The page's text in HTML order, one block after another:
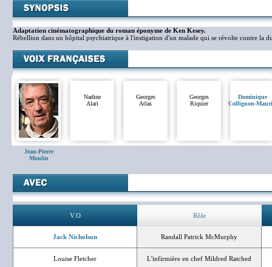
Adaptation cinématographique du roman éponyme de Ken Kesey.
Rébellion dans un hôpital psychiatrique à l'instigation d'un malade qui se révolte contre la
Jean-Pierre
Moulin
Nadine
Alari
Georges
Atlas
Georges
Riquier
Dominique
Collignon-
V.O Rôle
Jack Nicholson Randall Patrick McMurphy
Louise Fletcher L'infirmière en chef Mildred Ratched